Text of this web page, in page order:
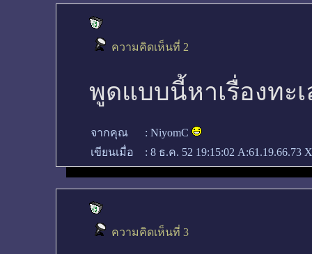
ความคิดเห็นที่ 2
พูดแบบนี้หาเรื่องทะ
จากคุณ : NiyomC
เขียนเมื่อ
: 8 ธ.ค. 52 19:15:02 A:61.19.66.73
ความคิดเห็นที่ 3